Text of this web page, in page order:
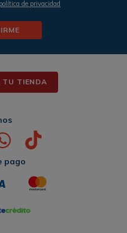
política de privacidad
TU TIENDA
pago